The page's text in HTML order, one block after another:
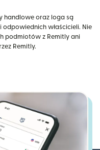
handlowe oraz loga są
właścicieli. Nie
podmiotów z Remitly ani
Remitly.